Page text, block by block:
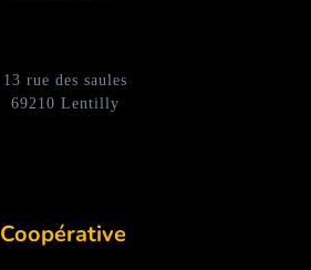
13 rue des saules
69210 Lentilly
Coopérative